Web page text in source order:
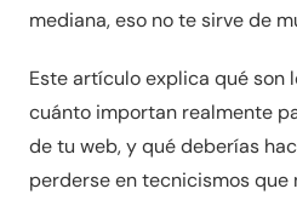
mediana, eso no te sirve de
Este artículo explica qué son
cuánto importan realmente
de tu web, y qué deberías
perderse en tecnicismos que